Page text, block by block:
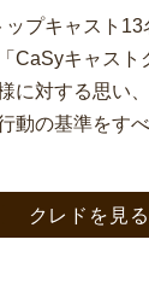
プキャスト13
CaSyキャスト
に対する思い
動の基準をす
クレドを見る